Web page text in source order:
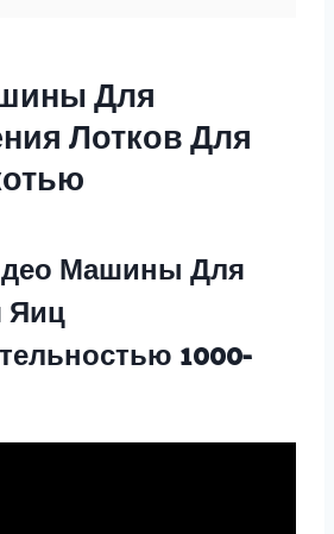
Для
Лотков Для
Машины Для
Яиц
1000-